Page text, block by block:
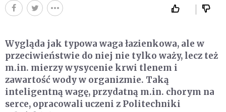
Wygląda jak typowa waga łazienkowa, ale w
przeciwieństwie do niej nie tylko waży, lecz też
m.in. mierzy wysycenie krwi tlenem i
zawartość wody w organizmie. Taką
inteligentną wagę, przydatną m.in. chorym na
serce, opracowali uczeni z Politechniki